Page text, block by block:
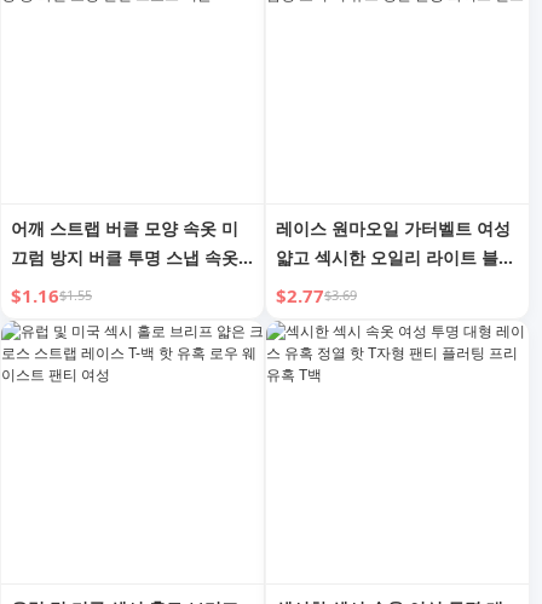
어깨 스트랩 버클 모양 속옷 미
끄럼 방지 버클 투명 스냅 속옷
버클 흘림 방지 고정 등 라인 보
정 안전 크로스 버클
$1.16$1.55
레이스 원마오일 가터벨트 여성
얇고 섹시한 오일리 라이트 블랙
실크 스타킹 감성 오버 니 튜브
양말 물광 화이트 실크
$2.77$3.69